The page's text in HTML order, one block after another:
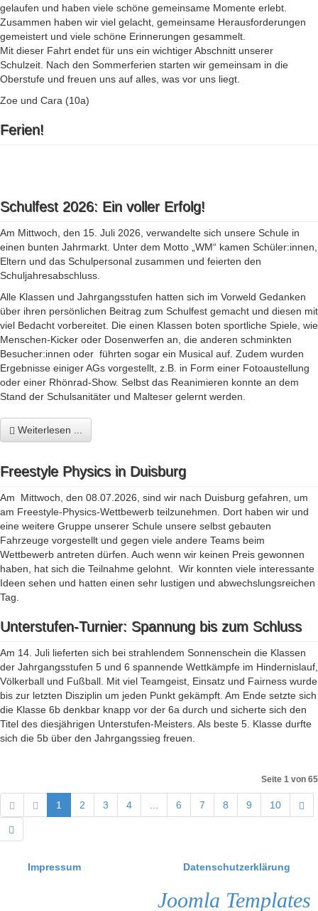
gelaufen und haben viele schöne gemeinsame Momente erlebt.
Zusammen haben wir viel gelacht, gemeinsame Herausforderungen
gemeistert und viele schöne Erinnerungen gesammelt.
Mit dieser Fahrt endet für uns ein wichtiger Abschnitt unserer
Schulzeit. Nach den Sommerferien starten wir gemeinsam in die
Oberstufe und freuen uns auf alles, was vor uns liegt.
Zoe und Cara (10a)
Ferien!
Schulfest 2026: Ein voller Erfolg!
Am Mittwoch, den 15. Juli 2026, verwandelte sich unsere Schule in
einen bunten Jahrmarkt. Unter dem Motto „WM“ kamen Schüler:innen,
Eltern und das Schulpersonal zusammen und feierten den
Schuljahresabschluss.
Alle Klassen und Jahrgangsstufen hatten sich im Vorweld Gedanken
über ihren persönlichen Beitrag zum Schulfest gemacht und diesen mit
viel Bedacht vorbereitet. Die einen Klassen boten sportliche Spiele, wie
Menschen-Kicker oder Dosenwerfen an, die anderen schminkten
Besucher:innen oder führten sogar ein Musical auf. Zudem wurden
Ergebnisse einiger AGs vorgestellt, z.B. in Form einer Fotoaustellung
oder einer Rhönrad-Show. Selbst das Reanimieren konnte an dem
Stand der Schulsanitäter und Malteser gelernt werden.
Weiterlesen ...
Freestyle Physics in Duisburg
Am Mittwoch, den 08.07.2026, sind wir nach Duisburg gefahren, um
am Freestyle-Physics-Wettbewerb teilzunehmen. Dort haben wir und
eine weitere Gruppe unserer Schule unsere selbst gebauten
Fahrzeuge vorgestellt und gegen viele andere Teams beim
Wettbewerb antreten dürfen. Auch wenn wir keinen Preis gewonnen
haben, hat sich die Teilnahme gelohnt. Wir konnten viele interessante
Ideen sehen und hatten einen sehr lustigen und abwechslungsreichen
Tag.
Unterstufen-Turnier: Spannung bis zum Schluss
Am 14. Juli lieferten sich bei strahlendem Sonnenschein die Klassen
der Jahrgangsstufen 5 und 6 spannende Wettkämpfe im Hindernislauf,
Völkerball und Fußball. Mit viel Teamgeist, Einsatz und Fairness wurde
bis zur letzten Disziplin um jeden Punkt gekämpft. Am Ende setzte sich
die Klasse 6b denkbar knapp vor der 6a durch und sicherte sich den
Titel des diesjährigen Unterstufen-Meisters. Als beste 5. Klasse durfte
sich die 5b über den Jahrgangssieg freuen.
Seite 1 von 65
1 2 3 4 6 7 8 9 10
Impressum Datenschutzerklärung
Joomla Templates